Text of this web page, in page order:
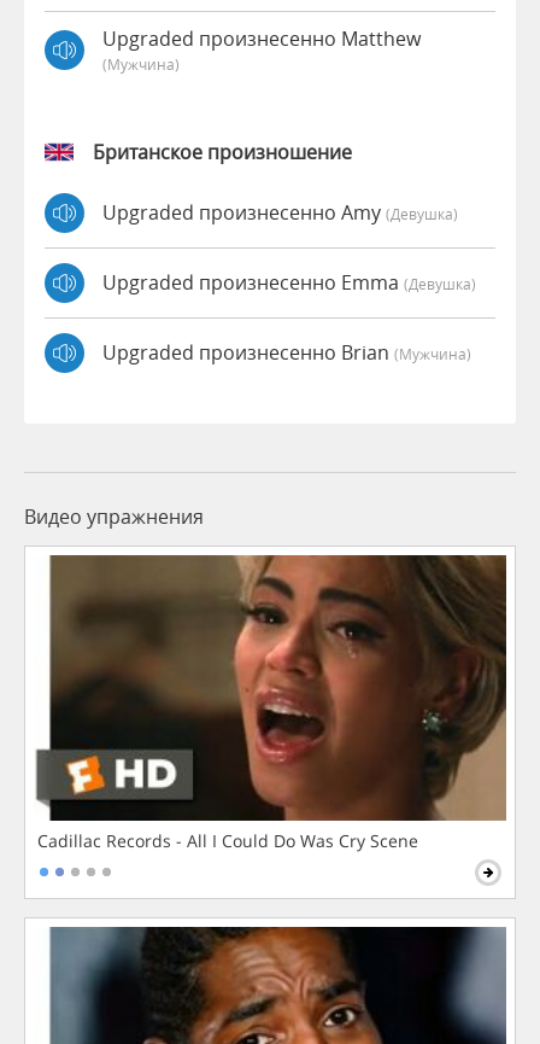
Upgraded произнесенно Matthew
(мужчина)
Британское произношение
Upgraded произнесенно Amy (девушка)
Upgraded произнесенно Emma (девушка)
Upgraded произнесенно Brian (мужчина)
Видео упражнения
Cadillac Records - All I Could Do Was Cry Scene